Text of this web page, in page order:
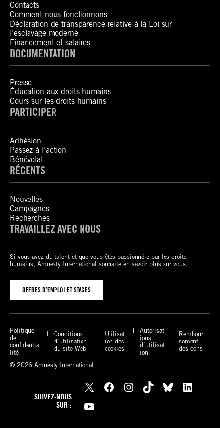
Contacts
Comment nous fonctionnons
Déclaration de transparence relative à la Loi sur
l’esclavage moderne
Financement et salaires
DOCUMENTATION
Presse
Éducation aux droits humains
Cours sur les droits humains
PARTICIPER
Adhésion
Passez à l’action
Bénévolat
RÉCENTS
Nouvelles
Campagnes
Recherches
TRAVAILLEZ AVEC NOUS
Si vous avez du talent et que vous êtes passionné-e par les droits
humains, Amnesty International souhaite en savoir plus sur vous.
OFFRES D’EMPLOI ET STAGES
Politique
de
confidentia
lité
Conditions
d’utilisation
du site Web
Utilisat
ion des
cookies
Autorisat
ions
d’utilisat
ion
Rembour
sement
des dons
© 2026 Amnesty International
SUIVEZ-NOUS
SUR :
X Facebook Instagram TikTok Bluesky
LinkedIn
YouTube